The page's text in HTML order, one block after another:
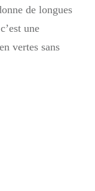
de longues
une
vertes sans